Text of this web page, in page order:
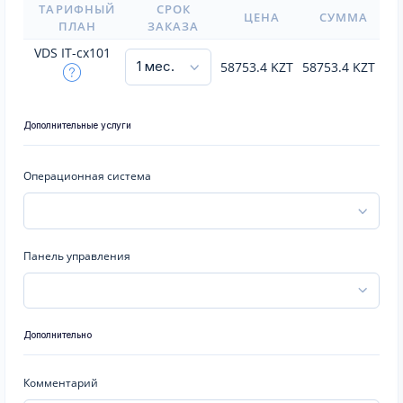
ТАРИФНЫЙ
ПЛАН
СРОК
ЗАКАЗА
ЦЕНА СУММА
VDS IT-cx101
58753.4 KZT 58753.4 KZT
Дополнительные услуги
Операционная система
Панель управления
Дополнительно
Комментарий